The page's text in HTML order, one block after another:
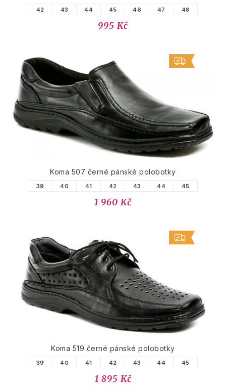
42 43 44 45 46 47 48
995 Kč
Koma 507 černé pánské polobotky
39 40 41 42 43 44 45
1 960 Kč
Koma 519 černé pánské polobotky
39 40 41 42 43 44 45
1 895 Kč